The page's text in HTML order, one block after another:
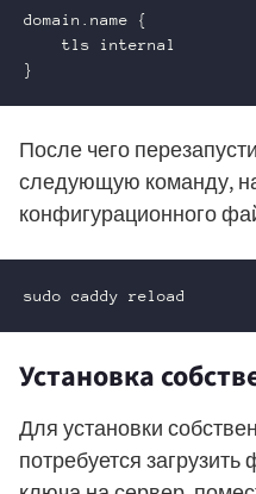
domain.name {
    tls internal
}
После чего
следующую команду,
конфигурационного
sudo caddy reload
Установка
Для установки
потребуется